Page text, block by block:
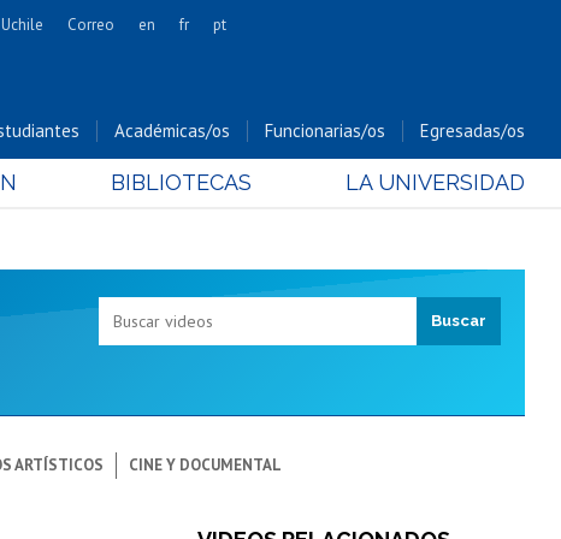
Cs. Forestales y Conservación
Cs. Sociales
Gobierno
Bachillerato
Hospital Clínico
Correo en fr pt
Académicas/os Funcionarias/os Egresadas/os
BIBLIOTECAS LA UNIVERSIDAD
ARTÍSTICOS CINE Y DOCUMENTAL